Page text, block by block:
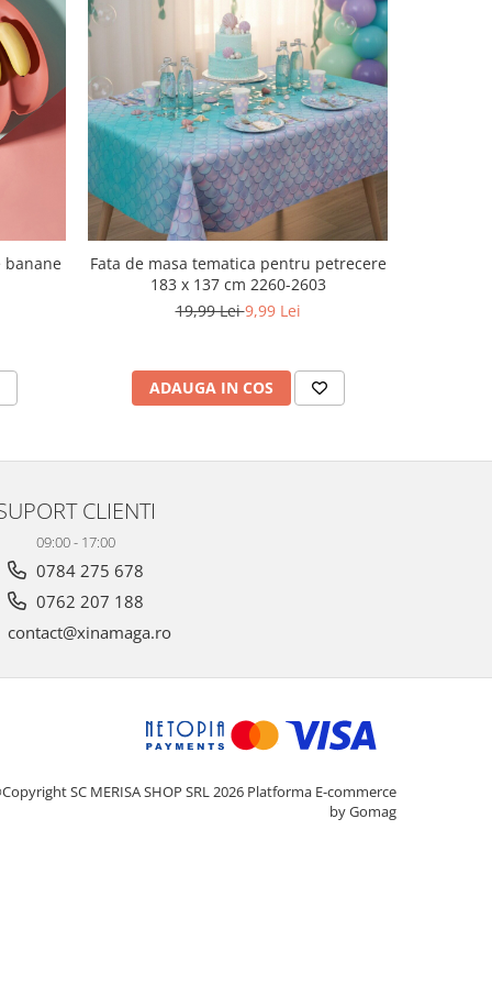
Fata de masa tematica pentru petrecere
183 x 137 cm 2260-2603
19,99 Lei9,99 Lei
ADAUGA IN COS
CLIENTI
09:00 - 17:00
0784 275 678
0762 207 188
contact@xinamaga.ro
SC MERISA SHOP SRL 2026 Platforma E-commerce
by Gomag